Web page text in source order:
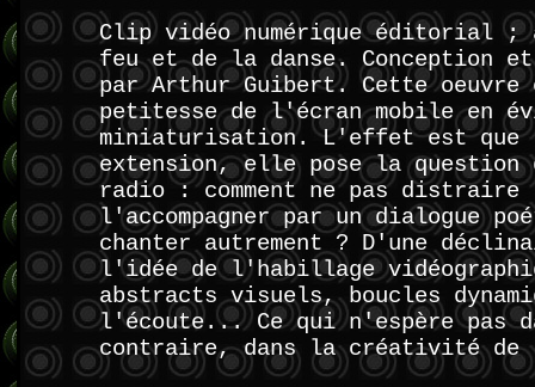
Clip vidéo numérique éditorial ;
feu et de la danse. Conception
par Arthur Guibert. Cette
petitesse de l'écran mobile en
miniaturisation. L'effet est que
extension, elle pose la
radio : comment ne pas
l'accompagner par un dialogue
chanter autrement ? D'une
l'idée de l'habillage
abstracts visuels, boucles
l'écoute... Ce qui n'espère pas
contraire, dans la créativité de